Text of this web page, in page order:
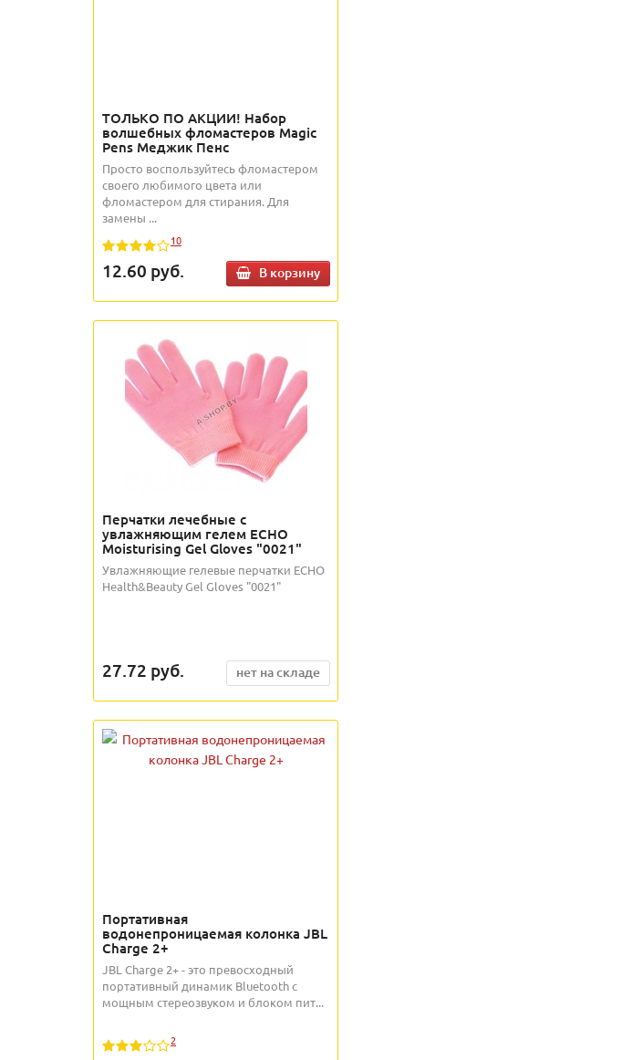
ТОЛЬКО ПО АКЦИИ! Набор
волшебных фломастеров Magic
Pens Меджик Пенс
Просто воспользуйтесь фломастером
своего любимого цвета или
фломастером для стирания. Для
замены ...
10
12.60 руб. В корзину
Перчатки лечебные с
увлажняющим гелем ECHO
Moisturising Gel Gloves "0021"
Увлажняющие гелевые перчатки ECHO
Health&Beauty Gel Gloves "0021"
27.72 руб. нет на складе
Портативная
водонепроницаемая колонка JBL
Charge 2+
JBL Charge 2+ - это превосходный
портативный динамик Bluetooth с
мощным стереозвуком и блоком пит...
2